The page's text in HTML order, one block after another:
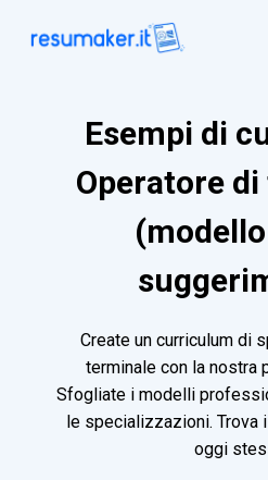
Esempi di
Operatore
Create un curriculum di
terminale con la nostra
Sfogliate i modelli
le specializzazioni. Trova
oggi